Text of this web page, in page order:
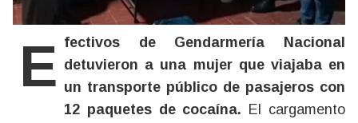
Efectivos de Gendarmería Nacional detuvieron a una mujer que viajaba en
un transporte público de pasajeros con
12 paquetes de cocaína. El cargamento